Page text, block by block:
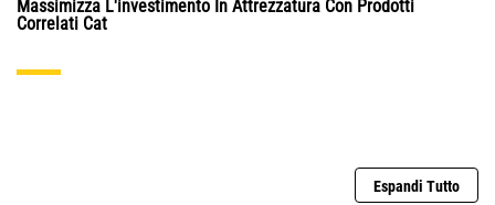
Massimizza L'investimento In Attrezzatura Con Prodotti
Correlati Cat
Espandi Tutto